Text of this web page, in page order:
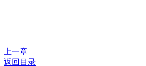
上一章
返回目录